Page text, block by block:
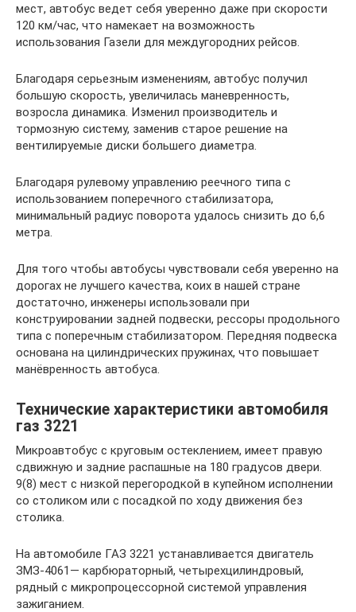
мест, автобус ведет себя уверенно даже при скорости
120 км/час, что намекает на возможность
использования Газели для междугородних рейсов.
Благодаря серьезным изменениям, автобус получил
большую скорость, увеличилась маневренность,
возросла динамика. Изменил производитель и
тормозную систему, заменив старое решение на
вентилируемые диски большего диаметра.
Благодаря рулевому управлению реечного типа с
использованием поперечного стабилизатора,
минимальный радиус поворота удалось снизить до 6,6
метра.
Для того чтобы автобусы чувствовали себя уверенно на
дорогах не лучшего качества, коих в нашей стране
достаточно, инженеры использовали при
конструировании задней подвески, рессоры продольного
типа с поперечным стабилизатором. Передняя подвеска
основана на цилиндрических пружинах, что повышает
манёвренность автобуса.
Технические характеристики автомобиля
газ 3221
Микроавтобус с круговым остеклением, имеет правую
сдвижную и задние распашные на 180 градусов двери.
9(8) мест с низкой перегородкой в купейном исполнении
со столиком или с посадкой по ходу движения без
столика.
На автомобиле ГАЗ 3221 устанавливается двигатель
ЗМЗ-4061— карбюраторный, четырехцилиндровый,
рядный с микропроцессорной системой управления
зажиганием.